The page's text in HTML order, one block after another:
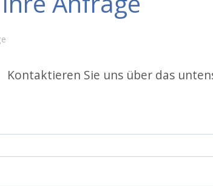
Kontaktieren Sie uns über das